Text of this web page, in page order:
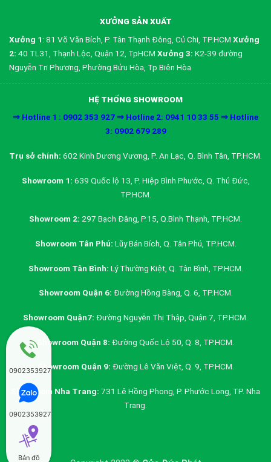
XƯỞNG SẢN XUẤT
Xưởng 1: 81 Võ Văn Bích, P. Tân Thạnh Đông, Củ Chi, TP.HCM Xưởng
2: 40 TL31, Thạnh Lộc, Quận 12, TpHCM Xưởng 3: K2-39 đường
Nguyễn Tri Phương, Phường Bửu Hòa, Tp Biên Hòa
HỆ THỐNG SHOWROOM
⇒ Hotline 1 : 0902 353 927 ⇒ Hotline 2: 0941 10 33 55 ⇒ Hotline
3: 0902 679 289
Trụ sở chính: 602 Kinh Dương Vương, P. An Lạc, Q. Bình Tân, TP.HCM.
Showroom 1: 639 Quốc lộ 13, P. Hiệp Bình Phước, Q. Thủ Đức,
TP.HCM.
Showroom 2: 297 Bạch Đằng, P.15, Q.Bình Thạnh, TP.HCM.
Showroom Tân Phú: Lũy Bán Bích, Q. Tân Phú, TP.HCM.
Showroom Tân Bình: Lý Thường Kiệt, Q. Tân Bình, TP.HCM.
Showroom Quận 6: Đường Hồng Bàng, Q. 6, TP.HCM.
Showroom Quận7: Đường Nguyễn Thị Thập, Quận 7, TP.HCM.
Showroom Quận 8: Đường Quốc Lộ 50, Q. 8, TP.HCM.
Showroom Quận 9: Đường Lê Văn Việt, Q. 9, TP.HCM.
Showroom Nha Trang: 731 Lê Hồng Phong, P. Phước Long, TP. Nha
Trang.
0902353927
0902353927
Bản đồ